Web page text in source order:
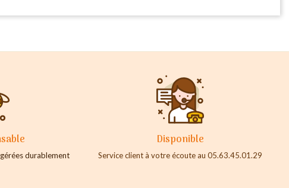
durablement
Disponible
Service client à votre écoute au 05.63.45.01.29